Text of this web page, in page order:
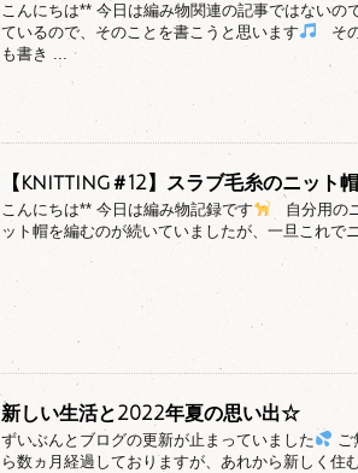
こんにちは** 今日は編み物関連の記事ではないの
ているので、そのことを書こうと思います
そ
も書き ...
【knitting＃12】スラブ毛糸のニット
こんにちは** 今日は編み物記録です
自分用の
ット帽を編むのが続いていましたが、一旦これで
新しい生活と2022年夏の思い出☆
ずいぶんとブログの更新が止まっていました
ご
ら数ヵ月経過しておりますが、あれから新しく住